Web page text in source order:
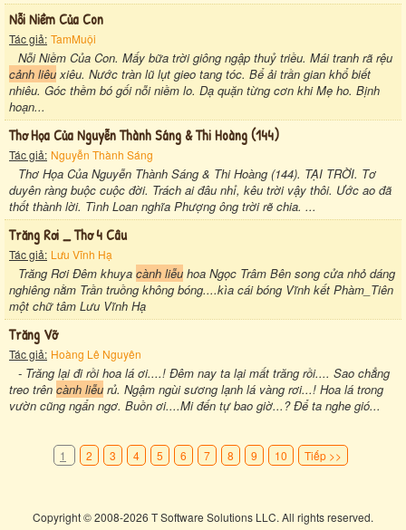
Nỗi Niềm Của Con
Tác giả: TamMuội
Nỗi Niềm Của Con. Mấy bữa trời giông ngập thuỷ triều. Mái tranh rã rệu
cảnh liêu xiêu. Nước tràn lũ lụt gieo tang tóc. Bể ải trần gian khổ biết
nhiêu. Góc thềm bó gối nỗi niềm lo. Dạ quặn từng cơn khi Mẹ ho. Bịnh
hoạn...
Thơ Họa Của Nguyễn Thành Sáng & Thi Hoàng (144)
Tác giả: Nguyễn Thành Sáng
Thơ Họa Của Nguyễn Thành Sáng & Thi Hoàng (144). TẠI TRỜI. Tơ
duyên ràng buộc cuộc đời. Trách ai đâu nhỉ, kêu trời vậy thôi. Ước ao đã
thốt thành lời. Tình Loan nghĩa Phượng ông trời rẽ chia. ...
Trăng Rơi _ Thơ 4 Câu
Tác giả: Lưu Vĩnh Hạ
Trăng Rơi Đêm khuya cành liễu hoa Ngọc Trâm Bên song cửa nhỏ dáng
nghiêng nằm Trần truồng không bóng....kìa cái bóng Vĩnh kết Phàm_Tiên
một chữ tâm Lưu Vĩnh Hạ
Trăng Vỡ
Tác giả: Hoàng Lê Nguyên
- Trăng lại đi rồi hoa lá ơi....! Đêm nay ta lại mất trăng rồi.... Sao chẳng
treo trên cành liễu rủ. Ngậm ngùi sương lạnh lá vàng rơi...! Hoa lá trong
vườn cũng ngẩn ngơ. Buồn ơi....Mi đến tự bao giờ...? Để ta nghe gió...
1 2 3 4 5 6 7 8 9 10 Tiếp >>
Copyright © 2008-2026 T Software Solutions LLC. All rights reserved.